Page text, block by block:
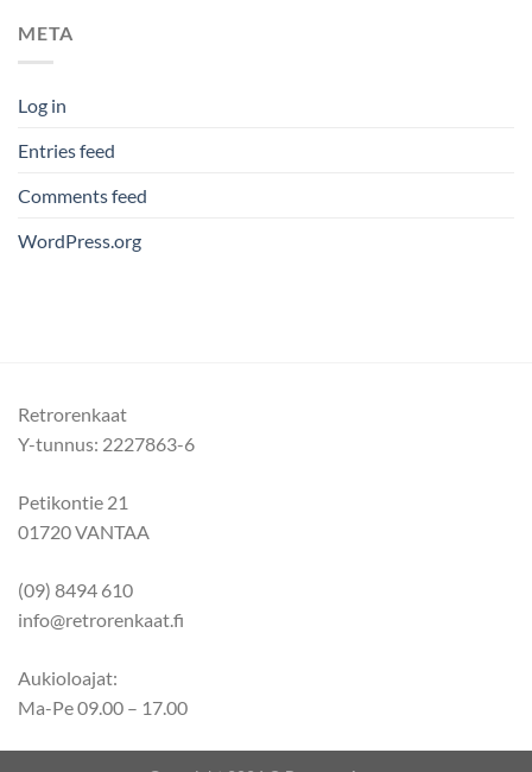
META
Log in
Entries feed
Comments feed
WordPress.org
Retrorenkaat
Y-tunnus: 2227863-6
Petikontie 21
01720 VANTAA
(09) 8494 610
info@retrorenkaat.fi
Aukioloajat:
Ma-Pe 09.00 – 17.00